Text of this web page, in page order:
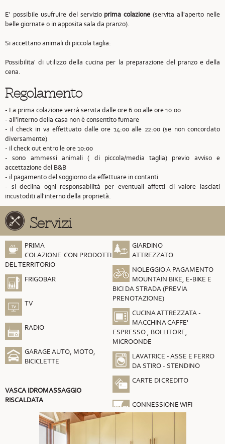
E' possibile usufruire del servizio prima colazione (servita all'aperto nelle
belle giornate o in apposita sala da pranzo).
Si accettano animali di piccola taglia:
Possibilita' di utilizzo della cucina per la preparazione del pranzo e della
cena.
Regolamento
- La prima colazione verrà servita dalle ore 6:00 alle ore 10:00
- all'interno della casa non è consentito fumare
- il check in va effettuato dalle ore 14:00 alle 22:00 (se non concordato
diversamente)
- il check out entro le ore 10:00
- sono ammessi animali ( di piccola/media taglia) previo avviso e
accettazione del B&B
- il pagamento del soggiorno da effettuare in contanti
- si declina ogni responsabilità per eventuali affetti di valore lasciati
incustoditi all'interno della proprietà.
Servizi
PRIMA
COLAZIONE CON PRODOTTI
DEL TERRITORIO
FRIGOBAR
TV
RADIO
GARAGE AUTO, MOTO,
BICICLETTE
VASCA IDROMASSAGGIO
RISCALDATA
GIARDINO
ATTREZZATO
NOLEGGIO A PAGAMENTO
MOUNTAIN BIKE, E-BIKE E
BICI DA STRADA (PREVIA
PRENOTAZIONE)
CUCINA ATTREZZATA -
MACCHINA CAFFE'
ESPRESSO , BOLLITORE,
MICROONDE
LAVATRICE - ASSE E FERRO
DA STIRO - STENDINO
CARTE DI CREDITO
CONNESSIONE WIFI
GRATUITA